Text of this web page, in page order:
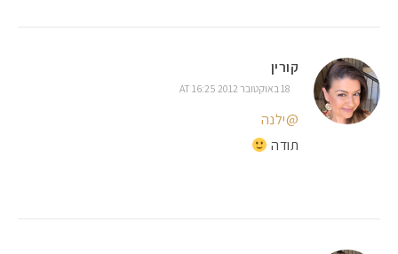
קורין
18 באוקטובר 2012 AT 16:25
@ילנה
תודה